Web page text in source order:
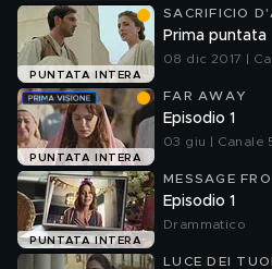
PUNTATA INTERA
SACRIFICIO
Prima puntata
08 dic 2017 |
PUNTATA INTERA
FAR AWAY
Episodio 1
03 giu | Canale
PUNTATA INTERA
MESSAGE
Episodio 1
Drammatico
LUCE DEI